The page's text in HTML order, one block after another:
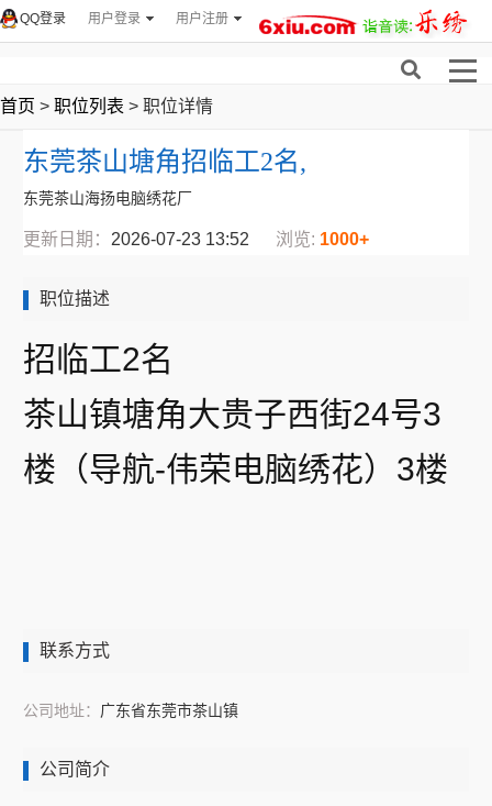
用户登录 用户注册
QQ登录
首页 > 职位列表 > 职位详情
东莞茶山塘角招临工2名,
东莞茶山海扬电脑绣花厂
更新日期： 2026-07-23 13:52 浏览: 1000+
职位描述
招临工2名
茶山镇塘角大贵子西街24号3
楼（导航-伟荣电脑绣花）3楼
联系方式
公司地址： 广东省东莞市茶山镇
公司简介